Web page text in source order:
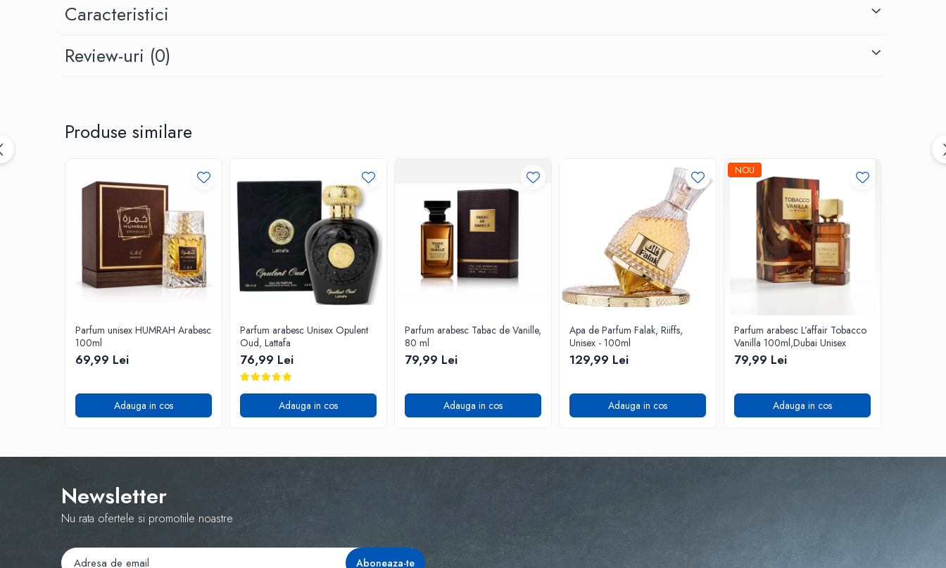
Caracteristici
Review-uri (0)
Produse similare
Parfum unisex HUMRAH Arabesc
100ml
69,99 Lei
Adauga in cos
Parfum arabesc Unisex Opulent
Oud, Lattafa
76,99 Lei
Adauga in cos
Parfum arabesc Tabac de Vanille,
80 ml
79,99 Lei
Adauga in cos
Apa de Parfum Falak, Riiffs,
Unisex - 100ml
129,99 Lei
Adauga in cos
NOU
Parfum arabesc L’affair Tobacco
Vanilla 100ml,Dubai Unisex
79,99 Lei
Adauga in cos
Newsletter
Nu rata ofertele si promotiile noastre